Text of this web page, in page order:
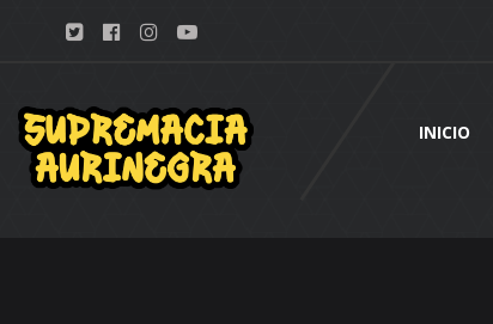
INICIO